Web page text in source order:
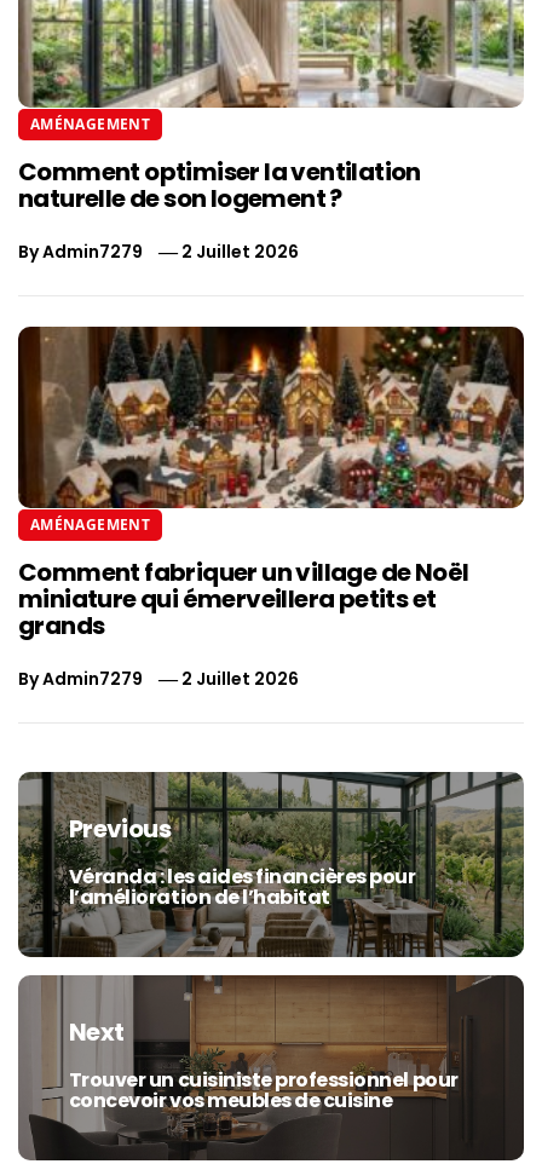
AMÉNAGEMENT
Comment optimiser la ventilation
naturelle de son logement ?
ByAdmin7279 2 Juillet 2026
AMÉNAGEMENT
Comment fabriquer un village de Noël
miniature qui émerveillera petits et
grands
ByAdmin7279 2 Juillet 2026
Navigation
de
l’article
Previous
Previous
post:
Véranda : les aides financières pour
l’amélioration de l’habitat
Next
Next
post:
Trouver un cuisiniste professionnel pour
concevoir vos meubles de cuisine